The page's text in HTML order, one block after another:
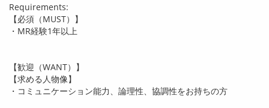
Requirements:
【必須（MUST）】
・ MR経験1年以上
【歓迎（WANT）】
【求める人物像】
・コミュニケーション能力、論理性、協調性をお持ちの方